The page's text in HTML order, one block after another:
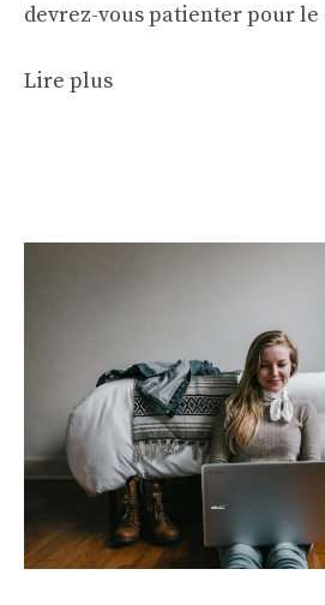
devrez-vous patienter pour le
Lire plus